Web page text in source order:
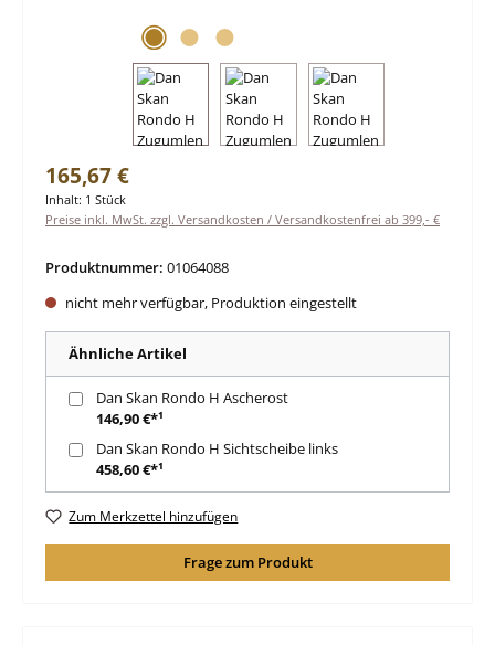
Regulärer Preis:
165,67 €
Inhalt: 1 Stück
Preise inkl. MwSt. zzgl. Versandkosten / Versandkostenfrei ab 399,- €
Produktnummer: 01064088
nicht mehr verfügbar, Produktion eingestellt
Ähnliche Artikel
Dan Skan Rondo H Ascherost
146,90 €*¹
Dan Skan Rondo H Sichtscheibe links
458,60 €*¹
Zum Merkzettel hinzufügen
Frage zum Produkt